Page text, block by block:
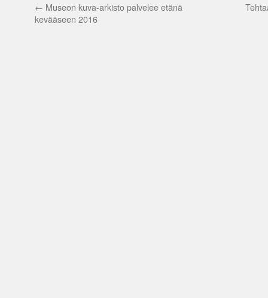
← Museon kuva-arkisto palvelee etänä
kevääseen 2016